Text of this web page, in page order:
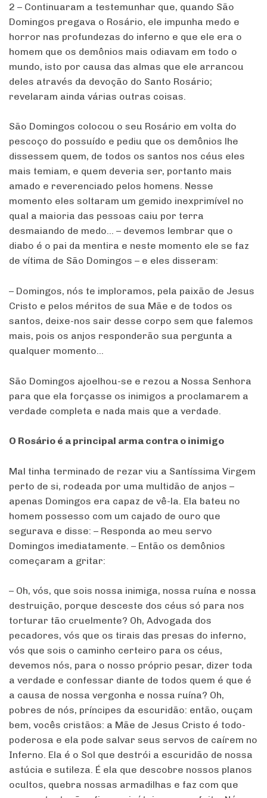
2 – Continuaram a testemunhar que, quando São
Domingos pregava o Rosário, ele impunha medo e
horror nas profundezas do inferno e que ele era o
homem que os demônios mais odiavam em todo o
mundo, isto por causa das almas que ele arrancou
deles através da devoção do Santo Rosário;
revelaram ainda várias outras coisas.
São Domingos colocou o seu Rosário em volta do
pescoço do possuído e pediu que os demônios lhe
dissessem quem, de todos os santos nos céus eles
mais temiam, e quem deveria ser, portanto mais
amado e reverenciado pelos homens. Nesse
momento eles soltaram um gemido inexprimível no
qual a maioria das pessoas caiu por terra
desmaiando de medo… – devemos lembrar que o
diabo é o pai da mentira e neste momento ele se faz
de vítima de São Domingos – e eles disseram:
– Domingos, nós te imploramos, pela paixão de Jesus
Cristo e pelos méritos de sua Mãe e de todos os
santos, deixe-nos sair desse corpo sem que falemos
mais, pois os anjos responderão sua pergunta a
qualquer momento…
São Domingos ajoelhou-se e rezou a Nossa Senhora
para que ela forçasse os inimigos a proclamarem a
verdade completa e nada mais que a verdade.
O Rosário é a principal arma contra o inimigo
Mal tinha terminado de rezar viu a Santíssima Virgem
perto de si, rodeada por uma multidão de anjos –
apenas Domingos era capaz de vê-la. Ela bateu no
homem possesso com um cajado de ouro que
segurava e disse: – Responda ao meu servo
Domingos imediatamente. – Então os demônios
começaram a gritar:
– Oh, vós, que sois nossa inimiga, nossa ruína e nossa
destruição, porque desceste dos céus só para nos
torturar tão cruelmente? Oh, Advogada dos
pecadores, vós que os tirais das presas do inferno,
vós que sois o caminho certeiro para os céus,
devemos nós, para o nosso próprio pesar, dizer toda
a verdade e confessar diante de todos quem é que é
a causa de nossa vergonha e nossa ruína? Oh,
pobres de nós, príncipes da escuridão: então, ouçam
bem, vocês cristãos: a Mãe de Jesus Cristo é todo-
poderosa e ela pode salvar seus servos de caírem no
Inferno. Ela é o Sol que destrói a escuridão de nossa
astúcia e sutileza. É ela que descobre nossos planos
ocultos, quebra nossas armadilhas e faz com que